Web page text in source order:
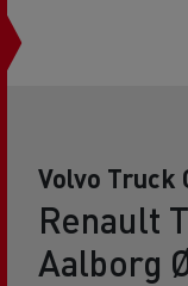
Volvo Truck
Renault
Aalborg